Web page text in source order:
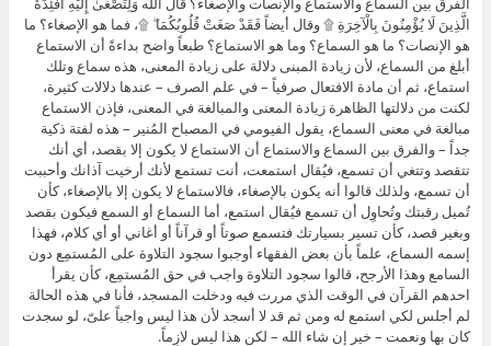
الَّذِينَ لَا يُؤْمِنُونَ بِالْآخِرَةِ ۩ وقال أيضاً فَقَدْ صَغَتْ قُلُوبُكُمَا ۖ ۩، فما هو الإصغاء؟ ما
هو الإنصات؟ ما هو السماع؟ وما هو الاستماع؟ طبعاً واضح بداءةً أن الاستماع
أبلغ من السماع، لأن زيادة المبنى دلالة على زيادة المعنى، هذه سماع وتلك
استماع، ثم أن مادة الافتعال صرفياً – في علم الصرف – عندها دلالات كثيرة،
لكنت من دلالتها الظاهرة زيادة المعنى والمبالغة في المعنى، فإذن الاستماع
مبالغة في معنى السماع، يقول الفيومي في المصباح المُنير – هذه لفتة ذكية
جداً – والفرق بين السماع والاستماع أن الاستماع لا يكون إلا بقصد، أي أنك
تتقصد وتتغي أن تسمع، فيُقال استمعت، أنت تستمع لأنك أرخيت آذانك وأحببت
أن تسمع، ولذلك قالوا أنه يكون بالإصغاء، فالاستماع لا يكون إلا بالإصغاء، كأن
تُميل رقبتك وتُحاوِل أن تسمع فيُقال استمع، أما السماع أو السمع فيكون بقصد
وبغير قصد، كأن تسير بسيارتك فتسمع صوتاً أو قرآناً أو أغاني أو أي كلام، فهذا
إسمه السماع، علماً بأن بعض الفقهاء أوجبوا سجود التلاوة على المُستمِع دون
السامع وهذا الأرجح، قالوا سجود التلاوة واجب في حق المُستمِع، كأن يقرأ
احدهم القرآن في الوقت الذي مررت فيه ودخلت المسجد، فأنا في هذه الحالة
لم أجلس لكي استمع له ومن ثم قد لا أسجد لأن هذا ليس واجباً علىّ، لو سجدت
كان بها ونعمت – خير إن شاء الله – لكن هذا ليس لازِماً.